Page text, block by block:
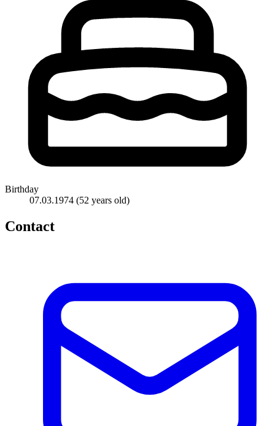
Birthday
07.03.1974 (52 years old)
Contact